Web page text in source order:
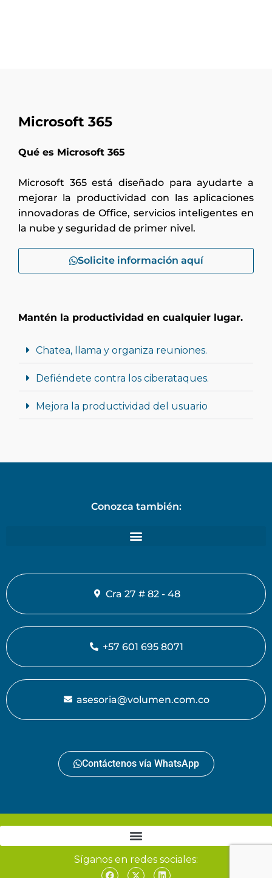
Microsoft 365
Qué es Microsoft 365
Microsoft 365 está diseñado para ayudarte a
mejorar la productividad con las aplicaciones
innovadoras de Office, servicios inteligentes en
la nube y seguridad de primer nivel.
Solicite información aquí
Mantén la productividad en cualquier lugar.
Chatea, llama y organiza reuniones.
Defiéndete contra los ciberataques.
Mejora la productividad del usuario
Conozca también:
Cra 27 # 82 - 48
+57 601 695 8071
asesoria@volumen.com.co
Contáctenos vía WhatsApp
Síganos en redes sociales: